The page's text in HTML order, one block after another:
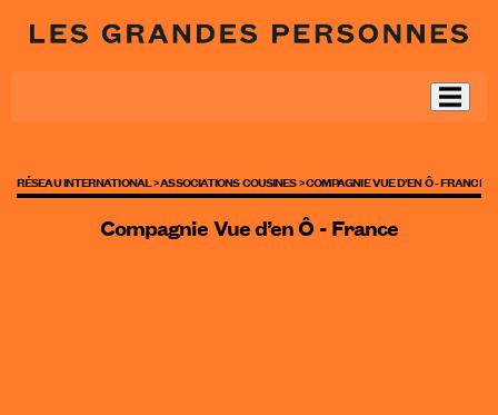
RÉSEAU INTERNATIONAL >ASSOCIATIONS COUSINES >COMPAGNIE VUE D’EN Ô - FRANCE
Compagnie Vue d’en Ô - France